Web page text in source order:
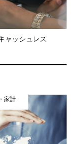
ャッシュレス
家計